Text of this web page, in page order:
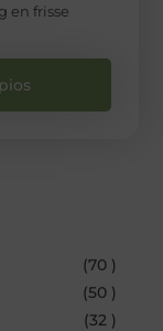
en frisse
(70 )
(50 )
(32 )